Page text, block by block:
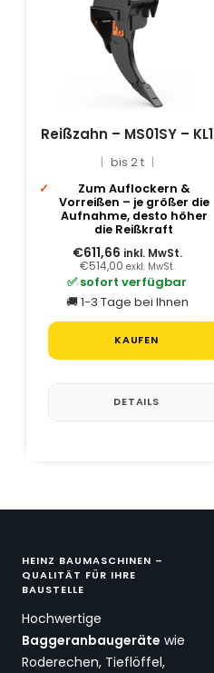
Reißzahn – MS01SY – KL1
bis 2 t
Zum Auflockern &
Vorreißen – je größer die
Aufnahme, desto höher
die Reißkraft
€611,66 inkl. MwSt.
€514,00 exkl. MwSt.
✅ sofort verfügbar
🚚 1-3 Tage bei Ihnen
KAUFEN
DETAILS
HEINZ BAUMASCHINEN –
QUALITÄT FÜR IHRE
BAUSTELLE
Hochwertige
Baggeranbaugeräte wie
Roderechen, Tieflöffel,